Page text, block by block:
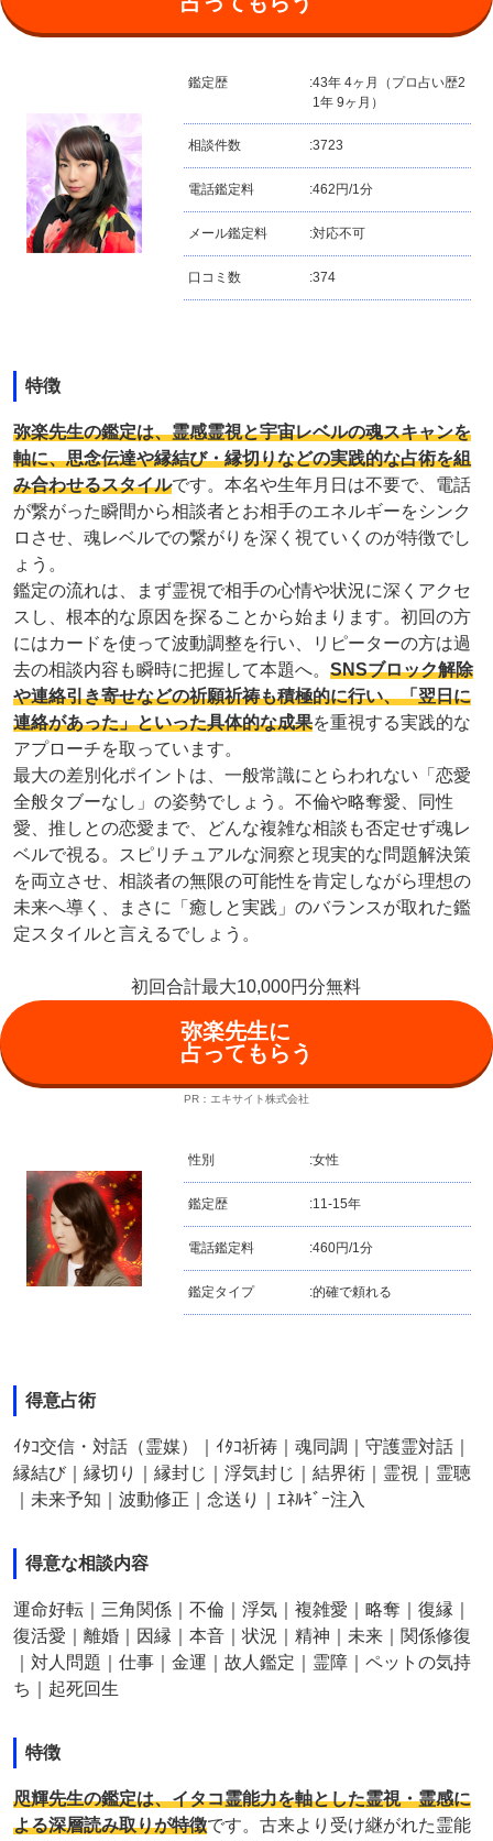
鑑定歴 :43年 4ヶ月（プロ占い歴2
1年 9ヶ月）
相談件数 :3723
電話鑑定料 :462円/1分
メール鑑定料 :対応不可
口コミ数 :374
特徴
弥楽先生の鑑定は、霊感霊視と宇宙レベルの魂スキャンを
軸に、思念伝達や縁結び・縁切りなどの実践的な占術を組
み合わせるスタイルです。本名や生年月日は不要で、電話
が繋がった瞬間から相談者とお相手のエネルギーをシンク
ロさせ、魂レベルでの繋がりを深く視ていくのが特徴でし
ょう。
鑑定の流れは、まず霊視で相手の心情や状況に深くアクセ
スし、根本的な原因を探ることから始まります。初回の方
にはカードを使って波動調整を行い、リピーターの方は過
去の相談内容も瞬時に把握して本題へ。 SNSブロック解除
や連絡引き寄せなどの祈願祈祷も積極的に行い、「翌日に
連絡があった」といった具体的な成果を重視する実践的な
アプローチを取っています。
最大の差別化ポイントは、一般常識にとらわれない「恋愛
全般タブーなし」の姿勢でしょう。不倫や略奪愛、同性
愛、推しとの恋愛まで、どんな複雑な相談も否定せず魂レ
ベルで視る。スピリチュアルな洞察と現実的な問題解決策
を両立させ、相談者の無限の可能性を肯定しながら理想の
未来へ導く、まさに「癒しと実践」のバランスが取れた鑑
定スタイルと言えるでしょう。
初回合計最大10,000円分無料
弥楽先生に
占ってもらう
PR：エキサイト株式会社
性別 :女性
鑑定歴 :11-15年
電話鑑定料 :460円/1分
鑑定タイプ :的確で頼れる
得意占術
ｲﾀｺ交信・対話（霊媒）｜ｲﾀｺ祈祷｜魂同調｜守護霊対話｜
縁結び｜縁切り｜縁封じ｜浮気封じ｜結界術｜霊視｜霊聴
｜未来予知｜波動修正｜念送り｜ｴﾈﾙｷﾞｰ注入
得意な相談内容
運命好転｜三角関係｜不倫｜浮気｜複雑愛｜略奪｜復縁｜
復活愛｜離婚｜因縁｜本音｜状況｜精神｜未来｜関係修復
｜対人問題｜仕事｜金運｜故人鑑定｜霊障｜ペットの気持
ち｜起死回生
特徴
咫輝先生の鑑定は、イタコ霊能力を軸とした霊視・霊感に
よる深層読み取りが特徴です。古来より受け継がれた霊能